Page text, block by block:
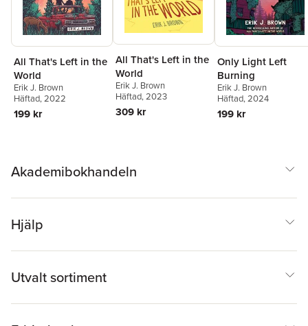
All That's Left in the
World
Erik J. Brown
Häftad, 2022
199 kr
All That's Left in the
World
Erik J. Brown
Häftad, 2023
309 kr
Only Light Left
Burning
Erik J. Brown
Häftad, 2024
199 kr
Akademibokhandeln
Hjälp
Utvalt sortiment